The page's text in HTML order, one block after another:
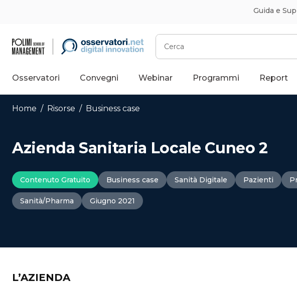
Guida e
Cerca
Osservatori Convegni Webinar Programmi Report
Home / Risorse / Business case
Azienda Sanitaria Locale Cuneo 2
Contenuto Gratuito Business case Sanità Digitale Pazienti
Sanità/Pharma Giugno 2021
L’AZIENDA